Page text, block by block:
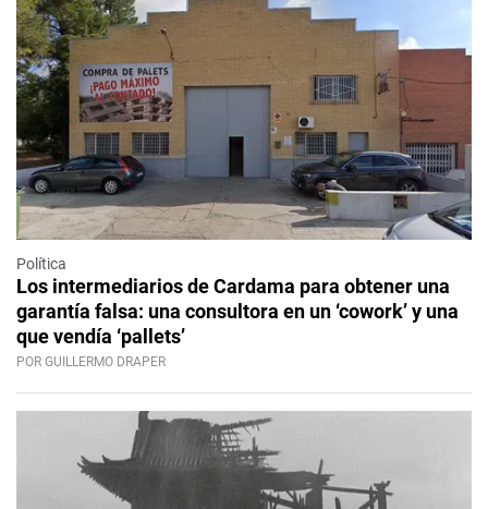
Política
Los intermediarios de Cardama para obtener una
garantía falsa: una consultora en un ‘cowork’ y una
que vendía ‘pallets’
POR GUILLERMO DRAPER